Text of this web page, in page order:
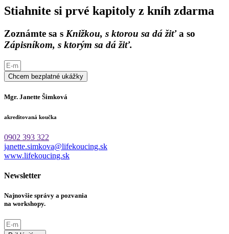
Stiahnite si prvé kapitoly z kníh zdarma
Zoznámte sa s Knižkou, s ktorou sa dá žiťa so
Zápisníkom, s ktorým sa dá žiť.
Chcem bezplatné ukážky
Mgr. Janette Šimková
akreditovaná koučka
0902 393 322
janette.simkova@lifekoucing.sk
www.lifekoucing.sk
Newsletter
Najnovšie správy a pozvania
na workshopy.